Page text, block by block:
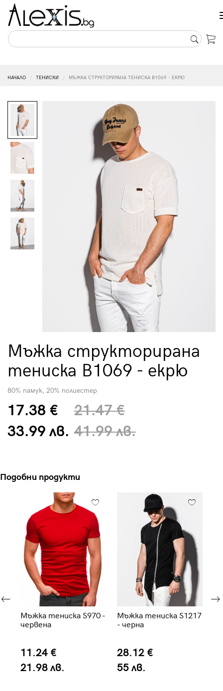
НАЧАЛО ТЕНИСКИ МЪЖКА СТРУКТОРИРАНА ТЕНИСКА B1069 - ЕКРЮ
Мъжка структорирана
тениска B1069 - екрю
80% памук, 20% полиестер
17.38 €
33.99 лв.
21.47 €
41.99 лв.
Подобни продукти
Мъжка тениска S970 -
червена
11.24 €
21.98 лв.
Мъжка тениска S1217
- черна
28.12 €
55 лв.